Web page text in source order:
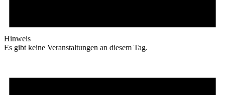
Hinweis
Es gibt keine Veranstaltungen an diesem Tag.